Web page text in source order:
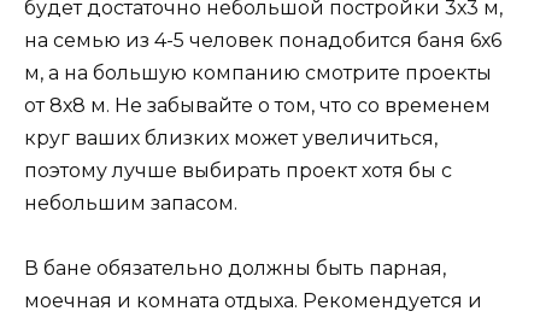
будет достаточно небольшой постройки 3х3 м,
на семью из 4-5 человек понадобится баня 6х6
м, а на большую компанию смотрите проекты
от 8х8 м. Не забывайте о том, что со временем
круг ваших близких может увеличиться,
поэтому лучше выбирать проект хотя бы с
небольшим запасом.
В бане обязательно должны быть парная,
моечная и комната отдыха. Рекомендуется и